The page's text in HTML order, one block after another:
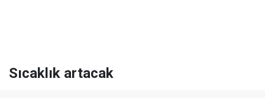
Sıcaklık artacak